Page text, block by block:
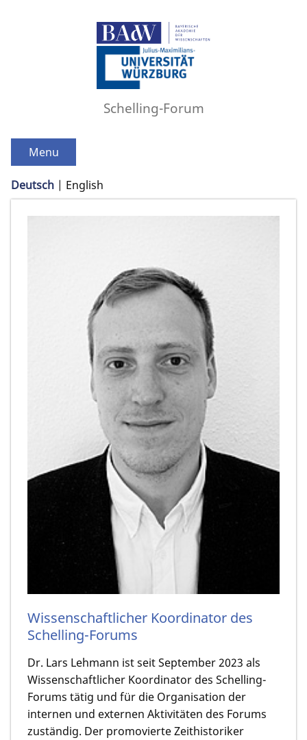
Schelling-Forum
Menu
Deutsch English
Wissenschaftlicher Koordinator des
Schelling-Forums
Dr. Lars Lehmann ist seit September 2023 als
Wissenschaftlicher Koordinator des Schelling-
Forums tätig und für die Organisation der
internen und externen Aktivitäten des Forums
zuständig. Der promovierte Zeithistoriker